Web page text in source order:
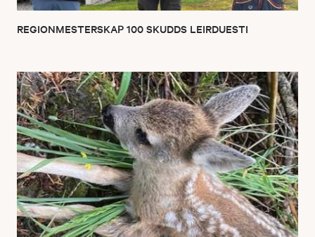
REGIONMESTERSKAP 100 SKUDDS LEIRDUESTI